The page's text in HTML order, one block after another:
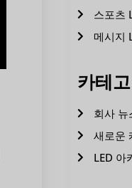
스포츠
메시지
카테
회사 뉴
새로운
LED 아